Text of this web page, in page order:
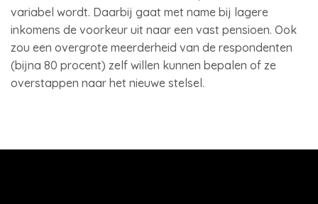
variabel wordt. Daarbij gaat met name bij lagere
inkomens de voorkeur uit naar een vast pensioen. Ook
zou een overgrote meerderheid van de respondenten
(bijna 80 procent) zelf willen kunnen bepalen of ze
overstappen naar het nieuwe stelsel.